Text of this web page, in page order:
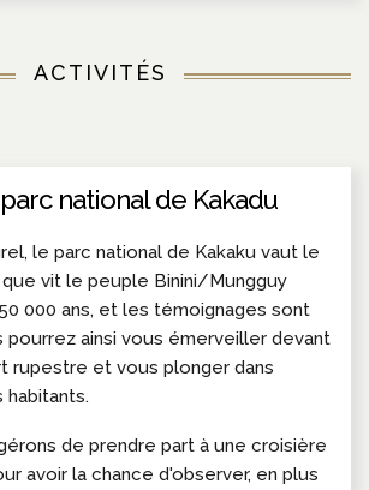
ACTIVITÉS
national de Kakadu
le parc national de Kakaku vaut le
vit le peuple Binini/Mungguy
000 ans, et les témoignages sont
pourrez ainsi vous émerveiller devant
rupestre et vous plonger dans
de prendre part à une croisière
avoir la chance d'observer, en plus